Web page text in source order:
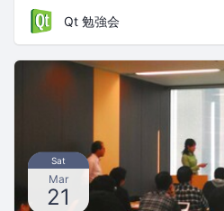
Qt 勉強会
Sat
Mar
21